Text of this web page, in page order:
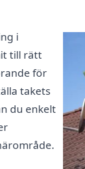
i
till rätt
för
takets
du enkelt